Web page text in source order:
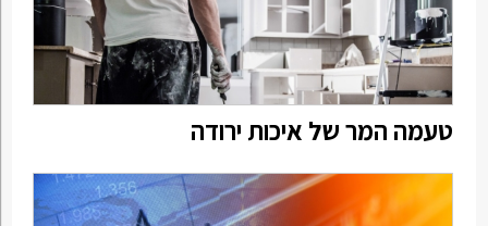
טעמה המר של איכות ירודה